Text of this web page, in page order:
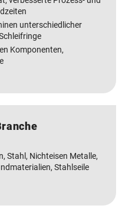
unterschiedlicher
Komponenten,
Stahl, Nichteisen Metalle,
Stahlseile